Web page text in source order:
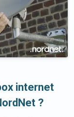
internet
?